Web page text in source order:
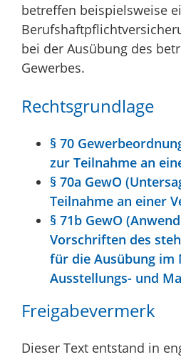
betreffen beispielsweise
bei der Ausübung des
Gewerbes.
Rechtsgrundlage
§ 70
zur Teilnahme an
§ 70a GewO
Teilnahme an einer
§ 71b GewO
Vorschriften des
für die Ausübung im
Ausstellungs- und
Freigabevermerk
Dieser Text entstand in